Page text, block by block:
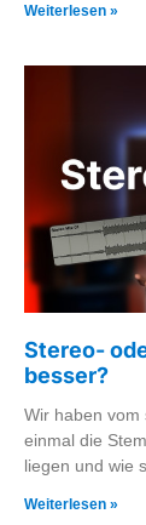
Weiterlesen »
Stereo-
besser?
Wir haben vom
einmal die
liegen und wie
Weiterlesen »